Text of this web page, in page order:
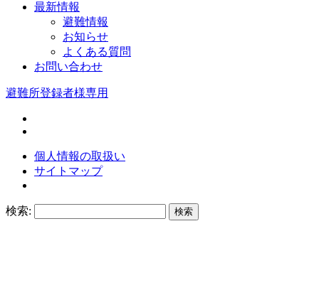
最新情報
避難情報
お知らせ
よくある質問
お問い合わせ
避難所登録者様専用
個人情報の取扱い
サイトマップ
検索: